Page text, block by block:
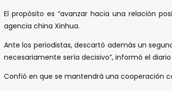
El propósito es “avanzar hacia una relación
agencia china Xinhua.
Ante los periodistas, descartó además un
necesariamente sería decisivo”, informó el diario
Confió en que se mantendrá una cooperación